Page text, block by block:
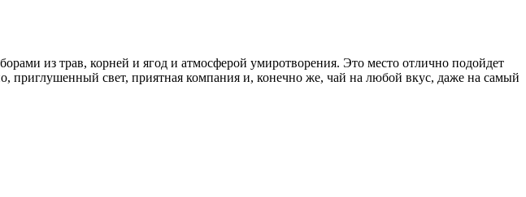
из трав, корней и ягод и атмосферой умиротворения. Это место отлично подойдет
приглушенный свет, приятная компания и, конечно же, чай на любой вкус, даже на самый